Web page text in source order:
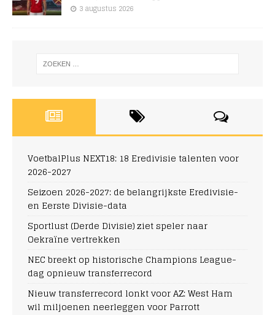
3 augustus 2026
VoetbalPlus NEXT18: 18 Eredivisie talenten voor
2026-2027
Seizoen 2026-2027: de belangrijkste Eredivisie-
en Eerste Divisie-data
Sportlust (Derde Divisie) ziet speler naar
Oekraïne vertrekken
NEC breekt op historische Champions League-
dag opnieuw transferrecord
Nieuw transferrecord lonkt voor AZ: West Ham
wil miljoenen neerleggen voor Parrott